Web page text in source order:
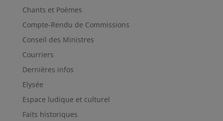
Chants et Poèmes
Compte-Rendu de Commissions
Conseil des Ministres
Courriers
Dernières infos
Elysée
Espace ludique et culturel
Faits historiques